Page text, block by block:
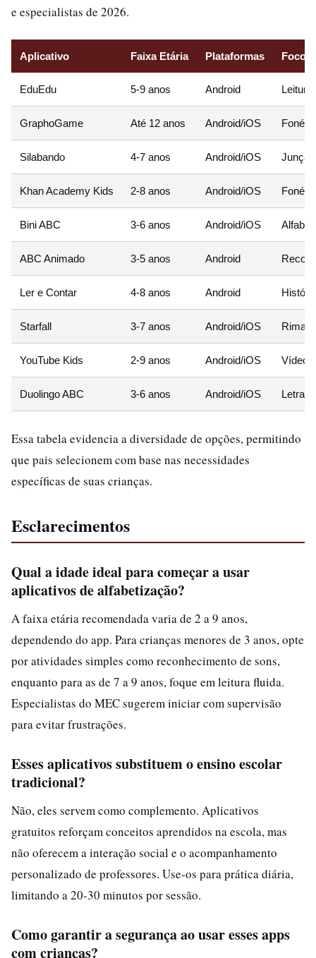
e especialistas de 2026.
Aplicativo Faixa Etária Plataformas Foco
EduEdu 5-9 anos Android Leitura
GraphoGame Até 12 anos Android/iOS
Silabando 4-7 anos Android/iOS
Khan Academy Kids 2-8 anos Android/iOS
Bini ABC 3-6 anos Android/iOS
ABC Animado 3-5 anos Android
Ler e Contar 4-8 anos Android
Starfall 3-7 anos Android/iOS Rimas
YouTube Kids 2-9 anos Android/iOS
Duolingo ABC 3-6 anos Android/iOS Letras
Essa tabela evidencia a diversidade de opções, permitindo
que pais selecionem com base nas necessidades
específicas de suas crianças.
Esclarecimentos
Qual a idade ideal para começar a usar
aplicativos de alfabetização?
A faixa etária recomendada varia de 2 a 9 anos,
dependendo do app. Para crianças menores de 3 anos, opte
por atividades simples como reconhecimento de sons,
enquanto para as de 7 a 9 anos, foque em leitura fluida.
Especialistas do MEC sugerem iniciar com supervisão
para evitar frustrações.
Esses aplicativos substituem o ensino escolar
tradicional?
Não, eles servem como complemento. Aplicativos
gratuitos reforçam conceitos aprendidos na escola, mas
não oferecem a interação social e o acompanhamento
personalizado de professores. Use-os para prática diária,
limitando a 20-30 minutos por sessão.
Como garantir a segurança ao usar esses apps
com crianças?